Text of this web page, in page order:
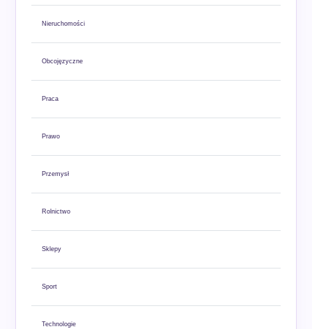
Nieruchomości
Obcojęzyczne
Praca
Prawo
Przemysł
Rolnictwo
Sklepy
Sport
Technologie